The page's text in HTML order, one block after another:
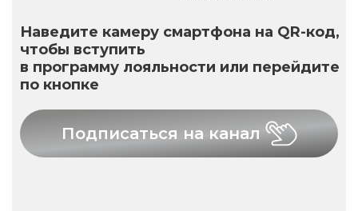
Наведите камеру смартфона на QR-код,
чтобы вступить
в программу лояльности или перейдите
по кнопке
Подписаться на канал